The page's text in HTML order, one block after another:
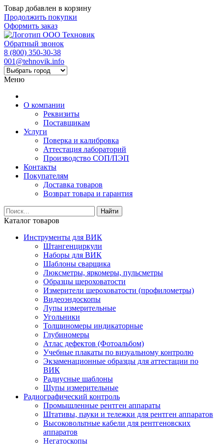
Товар добавлен в корзину
Продолжить покупки
Оформить заказ
Обратный звонок
8 (800) 350-30-38
001@tehnovik.info
Меню
О компании
Реквизиты
Поставщикам
Услуги
Поверка и калибровка
Аттестация лабораторий
Производство СОП/ПЭП
Контакты
Покупателям
Доставка товаров
Возврат товара и гарантия
Найти
Каталог товаров
Инструменты для ВИК
Штангенциркули
Наборы для ВИК
Шаблоны сварщика
Люксметры, яркомеры, пульсметры
Образцы шероховатости
Измерители шероховатости (профилометры)
Видеоэндоскопы
Лупы измерительные
Угольники
Толщиномеры индикаторные
Глубиномеры
Атлас дефектов (Фотоальбом)
Учебные плакаты по визуальному контролю
Экзаменационные образцы для аттестации по
ВИК
Радиусные шаблоны
Щупы измерительные
Радиографический контроль
Промышленные рентген аппараты
Штативы, пауки и тележки для рентген аппаратов
Высоковольтные кабели для рентгеновских
аппаратов
Негатоскопы